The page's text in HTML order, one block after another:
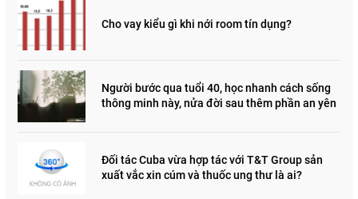
Cho vay kiểu gì khi nới room tín dụng?
Người bước qua tuổi 40, học nhanh cách sống
thông minh này, nửa đời sau thêm phần an yên
Đối tác Cuba vừa hợp tác với T&T Group sản
xuất vắc xin cúm và thuốc ung thư là ai?